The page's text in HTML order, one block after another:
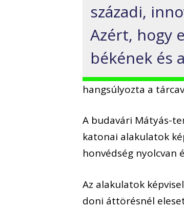
századi,
Azért, hogy
békének és
hangsúlyozta a
A budavári Mátyás-
katonai alakulatok
honvédség nyolcvan
Az alakulatok
doni áttörésnél